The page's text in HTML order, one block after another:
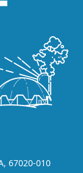
67020-010